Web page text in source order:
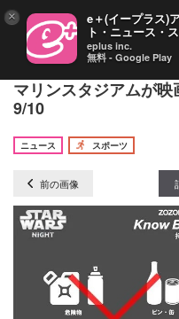
マリーンズが 6/9に『
マリンスタジアムが
9/10
ニュース
スポーツ
前の画像
× e＋(イープラス)
ト・ニュース・
eplus inc.
無料 - Google Play